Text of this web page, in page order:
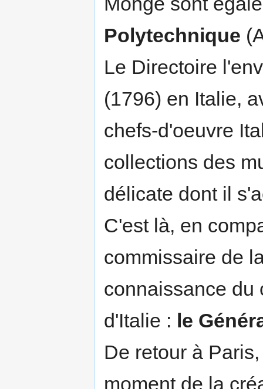
Polytechnique
Le Directoire
(1796) en Italie,
chefs-d'oeuvre
collections des
délicate dont il
C'est là, en
commissaire de
connaissance du
d'Italie : le
De retour à
moment de la